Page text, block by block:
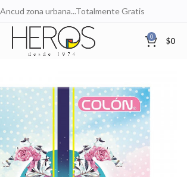
zona urbana...Totalmente Gratis
0 $0